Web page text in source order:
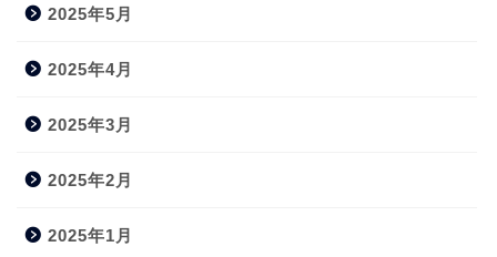
2025年5月
2025年4月
2025年3月
2025年2月
2025年1月